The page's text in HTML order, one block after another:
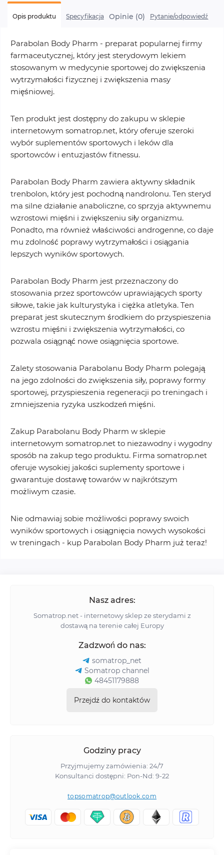
Opis produktu Specyfikacja Opinie (0) Pytanie/odpowiedź
Parabolan Body Pharm - preparat popularnej firmy
farmaceutycznej, który jest sterydowym lekiem
stosowanym w medycynie sportowej do zwiększenia
wytrzymałości fizycznej i zwiększenia masy
mięśniowej.
Ten produkt jest dostępny do zakupu w sklepie
internetowym somatrop.net, który oferuje szeroki
wybór suplementów sportowych i leków dla
sportowców i entuzjastów fitnessu.
Parabolan Body Pharm zawiera aktywny składnik
trenbolon, który jest pochodną nandrolonu. Ten steryd
ma silne działanie anaboliczne, co sprzyja aktywnemu
wzrostowi mięśni i zwiększeniu siły organizmu.
Ponadto, ma również właściwości androgenne, co daje
mu zdolność poprawy wytrzymałości i osiągania
lepszych wyników sportowych.
Parabolan Body Pharm jest przeznaczony do
stosowania przez sportowców uprawiających sporty
siłowe, takie jak kulturystyka i ciężka atletyka. Ten
preparat jest skutecznym środkiem do przyspieszenia
wzrostu mięśni i zwiększenia wytrzymałości, co
pozwala osiągnąć nowe osiągnięcia sportowe.
Zalety stosowania Parabolanu Body Pharm polegają
na jego zdolności do zwiększenia siły, poprawy formy
sportowej, przyspieszenia regeneracji po treningach i
zmniejszenia ryzyka uszkodzeń mięśni.
Zakup Parabolanu Body Pharm w sklepie
internetowym somatrop.net to niezawodny i wygodny
sposób na zakup tego produktu. Firma somatrop.net
oferuje wysokiej jakości suplementy sportowe i
gwarantuje dostawę towarów w najkrótszym
możliwym czasie.
Nie odmawiaj sobie możliwości poprawy swoich
wyników sportowych i osiągnięcia nowych wysokości
w treningach - kup Parabolan Body Pharm już teraz!
Nasz adres:
Somatrop.net - internetowy sklep ze sterydami z
dostawą na terenie całej Europy
Zadzwoń do nas:
somatrop_net
Somatrop channel
48451179888
Przejdź do kontaktów
Godziny pracy
Przyjmujemy zamówienia: 24/7
Konsultanci dostępni: Pon-Nd: 9-22
topsomatrop@outlook.com